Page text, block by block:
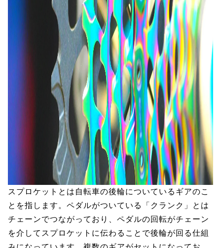
スプロケットとは自転車の後輪についているギアのこ
とを指します。ペダルがついている「クランク」とは
チェーンでつながっており、ペダルの回転がチェーン
を介してスプロケットに伝わることで後輪が回る仕組